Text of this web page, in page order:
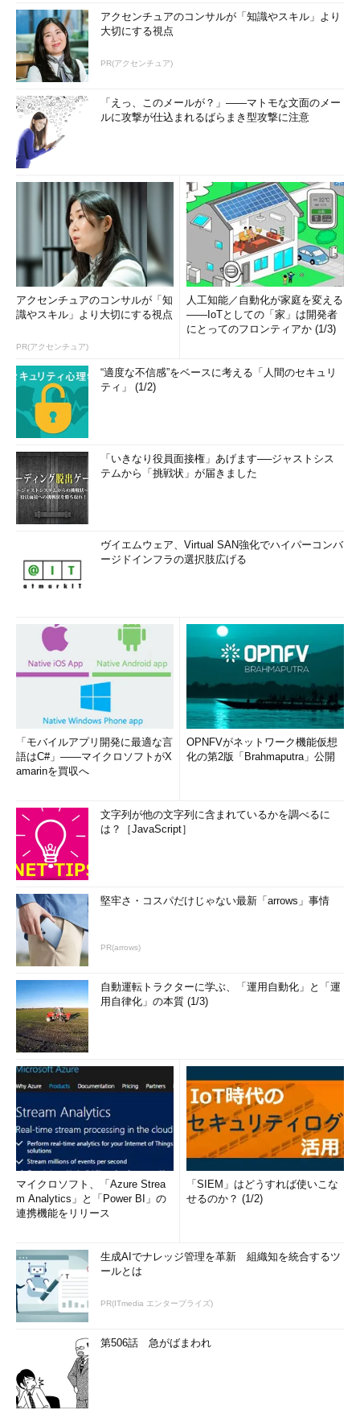
アクセンチュアのコンサルが「知識やスキル」より
大切にする視点
PR(アクセンチュア)
「えっ、このメールが？」――マトモな文面のメー
ルに攻撃が仕込まれるばらまき型攻撃に注意
アクセンチュアのコンサルが「知
識やスキル」より大切にする視点
PR(アクセンチュア)
人工知能／自動化が家庭を変える
――IoTとしての「家」は開発者
にとってのフロンティアか (1/3)
“適度な不信感”をベースに考える「人間のセキュリ
ティ」 (1/2)
「いきなり役員面接権」あげます──ジャストシス
テムから「挑戦状」が届きました
ヴイエムウェア、Virtual SAN強化でハイパーコンバ
ージドインフラの選択肢広げる
「モバイルアプリ開発に最適な言
語はC#」――マイクロソフトがX
amarinを買収へ
OPNFVがネットワーク機能仮想
化の第2版「Brahmaputra」公開
文字列が他の文字列に含まれているかを調べるに
は？［JavaScript］
堅牢さ・コスパだけじゃない最新「arrows」事情
PR(arrows)
自動運転トラクターに学ぶ、「運用自動化」と「運
用自律化」の本質 (1/3)
マイクロソフト、「Azure Strea
m Analytics」と「Power BI」の
連携機能をリリース
「SIEM」はどうすれば使いこな
せるのか？ (1/2)
生成AIでナレッジ管理を革新 組織知を統合するツ
ールとは
PR(ITmedia エンタープライズ)
第506話 急がばまわれ